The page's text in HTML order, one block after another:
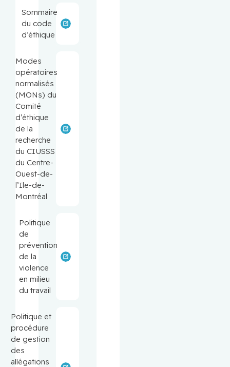
Sommaire
du code
d’éthique
Modes
opératoires
normalisés
(MONs) du
Comité
d’éthique
de la
recherche
du CIUSSS
du Centre-
Ouest-de-
l’Ile-de-
Montréal
Politique
de
prévention
de la
violence
en milieu
du travail
Politique et
procédure
de gestion
des
allégations